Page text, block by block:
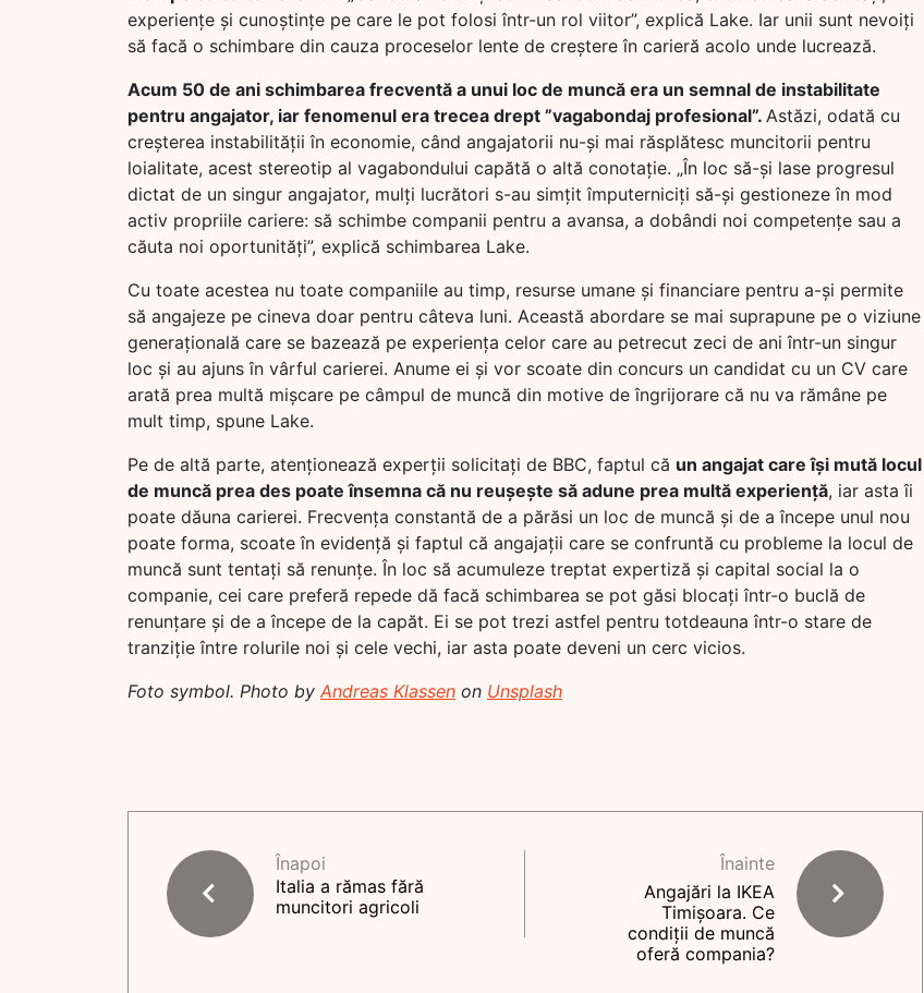
experiențe și cunoștințe pe care le pot folosi într-un rol viitor”, explică Lake. Iar unii sunt nevoiți
să facă o schimbare din cauza proceselor lente de creștere în carieră acolo unde lucrează.
Acum 50 de ani schimbarea frecventă a unui loc de muncă era un semnal de instabilitate
pentru angajator, iar fenomenul era trecea drept ”vagabondaj profesional”. Astăzi, odată cu
creșterea instabilității în economie, când angajatorii nu-și mai răsplătesc muncitorii pentru
loialitate, acest stereotip al vagabondului capătă o altă conotație. „În loc să-și lase progresul
dictat de un singur angajator, mulți lucrători s-au simțit împuterniciți să-și gestioneze în mod
activ propriile cariere: să schimbe companii pentru a avansa, a dobândi noi competențe sau a
căuta noi oportunități”, explică schimbarea Lake.
Cu toate acestea nu toate companiile au timp, resurse umane și financiare pentru a-și permite
să angajeze pe cineva doar pentru câteva luni. Această abordare se mai suprapune pe o viziune
generațională care se bazează pe experiența celor care au petrecut zeci de ani într-un singur
loc și au ajuns în vârful carierei. Anume ei și vor scoate din concurs un candidat cu un CV care
arată prea multă mișcare pe câmpul de muncă din motive de îngrijorare că nu va rămâne pe
mult timp, spune Lake.
Pe de altă parte, atenționează experții solicitați de BBC, faptul că un angajat care își mută locul
de muncă prea des poate însemna că nu reușește să adune prea multă experiență, iar asta îi
poate dăuna carierei. Frecvența constantă de a părăsi un loc de muncă și de a începe unul nou
poate forma, scoate în evidență și faptul că angajații care se confruntă cu probleme la locul de
muncă sunt tentați să renunțe. În loc să acumuleze treptat expertiză și capital social la o
companie, cei care preferă repede dă facă schimbarea se pot găsi blocați într-o buclă de
renunțare și de a începe de la capăt. Ei se pot trezi astfel pentru totdeauna într-o stare de
tranziție între rolurile noi și cele vechi, iar asta poate deveni un cerc vicios.
Foto symbol. Photo by Andreas Klassen on Unsplash
Înapoi
Italia a rămas fără
muncitori agricoli
Înainte
Angajări la IKEA
Timișoara. Ce
condiții de muncă
oferă compania?